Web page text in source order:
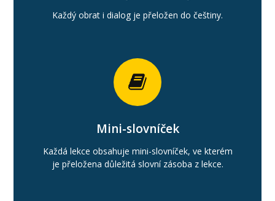
Každý obrat i dialog je přeložen do češtiny.
Mini-slovníček
Každá lekce obsahuje mini-slovníček, ve kterém
je přeložena důležitá slovní zásoba z lekce.